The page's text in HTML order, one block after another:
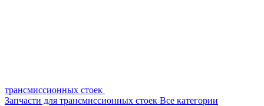
трансмиссионных стоек
Запчасти для трансмиссионных стоек Все категории